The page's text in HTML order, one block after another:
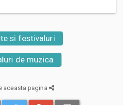
si festivaluri
de muzica
aceasta pagina